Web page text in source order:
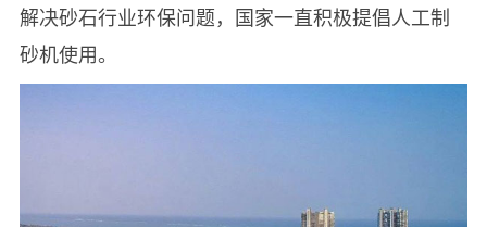
解决砂石行业环保问题，国家一直积极提倡人工制
砂机使用。